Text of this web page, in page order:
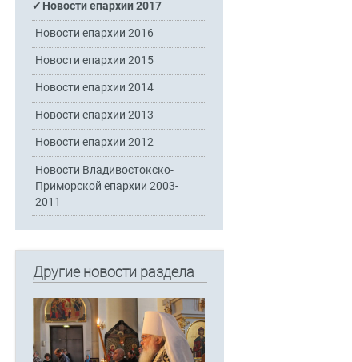
Новости епархии 2017
Новости епархии 2016
Новости епархии 2015
Новости епархии 2014
Новости епархии 2013
Новости епархии 2012
Новости Владивостокско-
Приморской епархии 2003-
2011
Другие новости раздела